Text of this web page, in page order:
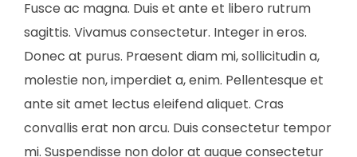
Fusce ac magna. Duis et ante et libero rutrum
sagittis. Vivamus consectetur. Integer in eros.
Donec at purus. Praesent diam mi, sollicitudin a,
molestie non, imperdiet a, enim. Pellentesque et
ante sit amet lectus eleifend aliquet. Cras
convallis erat non arcu. Duis consectetur tempor
mi. Suspendisse non dolor at augue consectetur